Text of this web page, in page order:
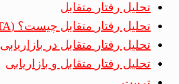
تحلیل رفتار متقابل
تحلیل رفتار متقابل چیست؟ (TA)
تحلیل رفتار متقابل در بازاریابی
تحلیل رفتار متقابل و بازاریابی